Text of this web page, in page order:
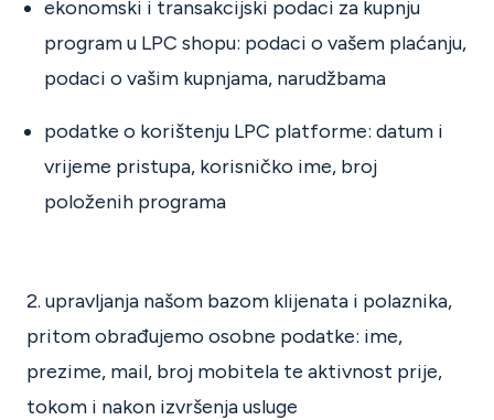
ekonomski i transakcijski podaci za kupnju
program u LPC shopu: podaci o vašem plaćanju,
podaci o vašim kupnjama, narudžbama
podatke o korištenju LPC platforme: datum i
vrijeme pristupa, korisničko ime, broj
položenih programa
2. upravljanja našom bazom klijenata i polaznika,
pritom obrađujemo osobne podatke: ime,
prezime, mail, broj mobitela te aktivnost prije,
tokom i nakon izvršenja usluge